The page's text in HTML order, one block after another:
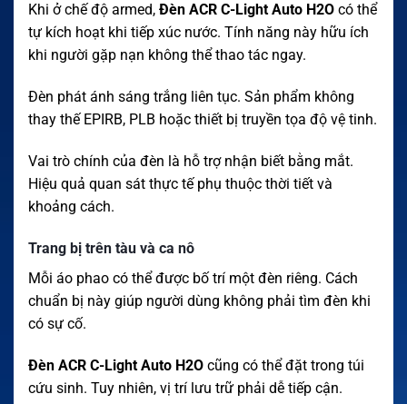
Khi ở chế độ armed, Đèn ACR C-Light Auto H2O có thể
tự kích hoạt khi tiếp xúc nước. Tính năng này hữu ích
khi người gặp nạn không thể thao tác ngay.
Đèn phát ánh sáng trắng liên tục. Sản phẩm không
thay thế EPIRB, PLB hoặc thiết bị truyền tọa độ vệ tinh.
Vai trò chính của đèn là hỗ trợ nhận biết bằng mắt.
Hiệu quả quan sát thực tế phụ thuộc thời tiết và
khoảng cách.
Trang bị trên tàu và ca nô
Mỗi áo phao có thể được bố trí một đèn riêng. Cách
chuẩn bị này giúp người dùng không phải tìm đèn khi
có sự cố.
Đèn ACR C-Light Auto H2O cũng có thể đặt trong túi
cứu sinh. Tuy nhiên, vị trí lưu trữ phải dễ tiếp cận.